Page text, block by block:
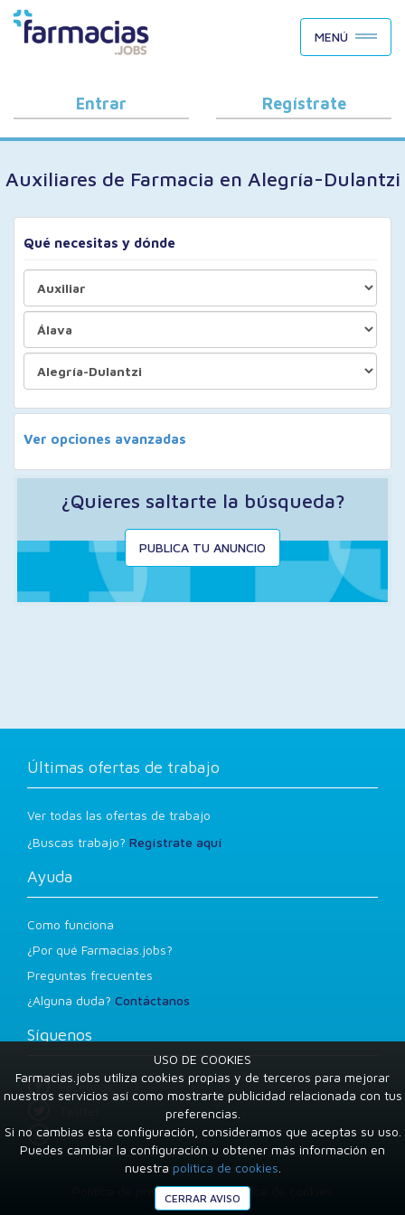
BUSCAR CANDIDATOS
OFERTAS DE EMPLEO
COMO FUNCIONA
PORQUÉ FARMACIAS.JOBS
BLOG
MENÚ
Entrar Regístrate
Auxiliares de Farmacia en Alegría-Dulantzi
Qué necesitas y dónde
Ver opciones avanzadas
¿Quieres saltarte la búsqueda?
PUBLICA TU ANUNCIO
Últimas ofertas de trabajo
Ver todas las ofertas de trabajo
¿Buscas trabajo? Regístrate aquí
Ayuda
Como funciona
¿Por qué Farmacias.jobs?
Preguntas frecuentes
¿Alguna duda? Contáctanos
Síguenos
Facebook
LinkedIn
Condiciones de uso
Política de privacidad
Política de cookies
USO DE COOKIES
Farmacias.jobs utiliza cookies propias y de terceros para mejorar
nuestros servicios así como mostrarte publicidad relacionada con tus
preferencias.
Si no cambias esta configuración, consideramos que aceptas su uso.
Puedes cambiar la configuración u obtener más información en
nuestra política de cookies
CERRAR AVISO